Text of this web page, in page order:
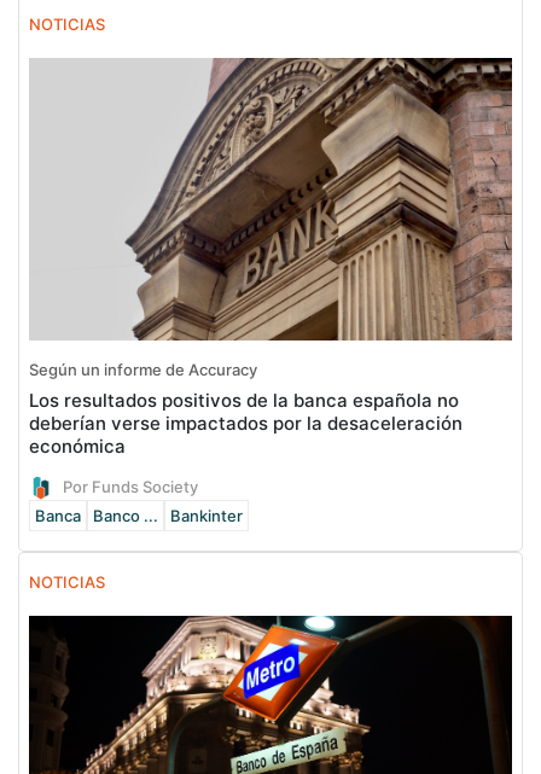
NOTICIAS
Según un informe de Accuracy
Los resultados positivos de la banca española no
deberían verse impactados por la desaceleración
económica
Por Funds Society
Banca
Banco ... Bankinter
NOTICIAS